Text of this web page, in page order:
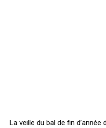
La veille du bal de fin